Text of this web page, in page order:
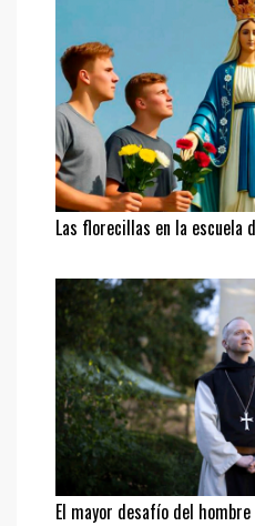
Las florecillas en la escuela
El mayor desafío del hombre